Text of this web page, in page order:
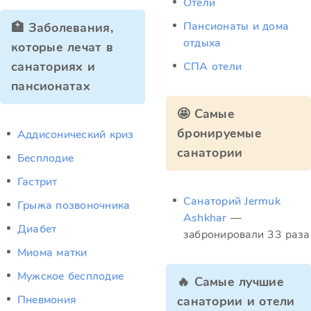
🏥 Заболевания,
которые лечат в
санаториях и
пансионатах
Аддисонический криз
Бесплодие
Гастрит
Грыжа позвоночника
Диабет
Миома матки
Мужское бесплодие
Пневмония
Пансионаты и дома
отдыха
СПА отели
🤩 Самые
бронируемые
санатории
Санаторий Jermuk
Ashkhar —
забронировали 33 раза
🔥 Самые лучшие
санатории и отели